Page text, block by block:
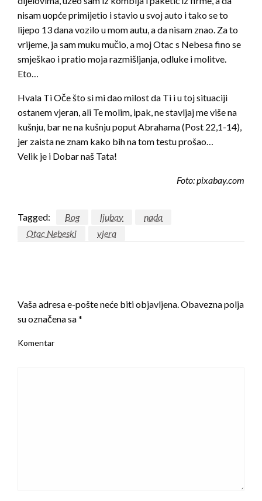
nisam uopće primijetio i stavio u svoj auto i tako se to
lijepo 13 dana vozilo u mom autu, a da nisam znao. Za to
vrijeme, ja sam muku mučio, a moj Otac s Nebesa fino se
smješkao i pratio moja razmišljanja, odluke i molitve.
Eto…
Hvala Ti Oče što si mi dao milost da Ti i u toj situaciji
ostanem vjeran, ali Te molim, ipak, ne stavljaj me više na
kušnju, bar ne na kušnju poput Abrahama (Post 22,1-14),
jer zaista ne znam kako bih na tom testu prošao…
Velik je i Dobar naš Tata!
Foto: pixabay.com
Tagged: Bog ljubav
nada
Otac Nebeski
vjera
Vaša adresa e-pošte neće biti objavljena. Obavezna polja
su označena sa*
Komentar